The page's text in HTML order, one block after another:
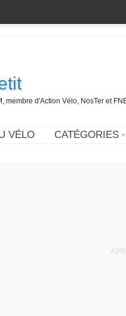
d'Action Vélo, NosTer et
VÉLO CATÉGORIES